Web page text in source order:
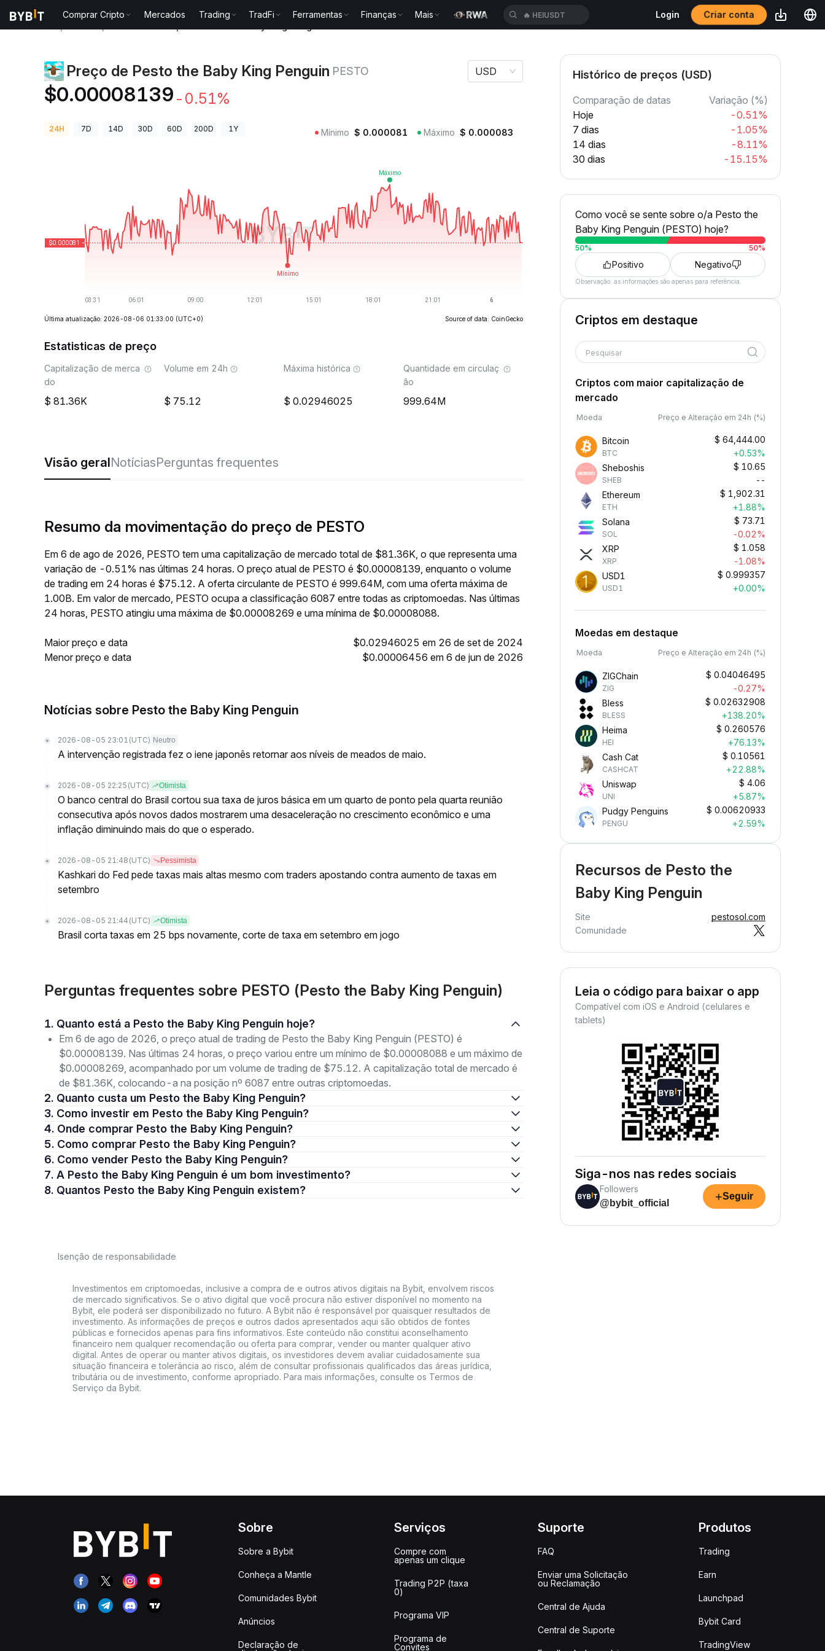
Comprar Cripto Mercados Trading TradFi Ferramentas Finanças Mais 🔥 HEIUSDT Login Criar conta
Preço de Pesto the Baby King Penguin PESTO
$0.00008139 -0.51%
USD
24H 7D 14D 30D 60D 200D 1Y Mínimo $ 0.000081 Máximo $ 0.000083
Última atualização: 2026-08-06 01:33:00 (UTC+0) Source of data: CoinGecko
Estatisticas de preço
Capitalização de merca
do
81.36K
Volume em 24h
75.12
Máxima histórica
0.02946025
Quantidade em circulaç
ão
999.64M
Visão geralNotíciasPerguntas frequentes
Resumo da movimentação do preço de PESTO
Em 6 de ago de 2026, PESTO tem uma capitalização de mercado total de $81.36K, o que representa uma
variação de -0.51% nas últimas 24 horas. O preço atual de PESTO é $0.00008139, enquanto o volume
de trading em 24 horas é $75.12. A oferta circulante de PESTO é 999.64M, com uma oferta máxima de
1.00B. Em valor de mercado, PESTO ocupa a classificação 6087 entre todas as criptomoedas. Nas últimas
24 horas, PESTO atingiu uma máxima de $0.00008269 e uma mínima de $0.00008088.
Maior preço e data
$0.02946025 em 26 de set de 2024
Menor preço e data
$0.00006456 em 6 de jun de 2026
Notícias sobre Pesto the Baby King Penguin
2026-08-05 23:01 (UTC) Neutro
A intervenção registrada fez o iene japonês retornar aos níveis de meados de maio.
2026-08-05 22:25 (UTC) Otimista
O banco central do Brasil cortou sua taxa de juros básica em um quarto de ponto pela quarta reunião
consecutiva após novos dados mostrarem uma desaceleração no crescimento econômico e uma
inflação diminuindo mais do que o esperado.
2026-08-05 21:48 (UTC) Pessimista
Kashkari do Fed pede taxas mais altas mesmo com traders apostando contra aumento de taxas em
setembro
2026-08-05 21:44 (UTC) Otimista
Brasil corta taxas em 25 bps novamente, corte de taxa em setembro em jogo
Perguntas frequentes sobre PESTO (Pesto the Baby King Penguin)
1. Quanto está a Pesto the Baby King Penguin hoje?
Em 6 de ago de 2026, o preço atual de trading de Pesto the Baby King Penguin (PESTO) é
$0.00008139. Nas últimas 24 horas, o preço variou entre um mínimo de $0.00008088 e um máximo de
$0.00008269, acompanhado por um volume de trading de $75.12. A capitalização total de mercado é
de $81.36K, colocando-a na posição nº 6087 entre outras criptomoedas.
2. Quanto custa um Pesto the Baby King Penguin?
3. Como investir em Pesto the Baby King Penguin?
4. Onde comprar Pesto the Baby King Penguin?
5. Como comprar Pesto the Baby King Penguin?
6. Como vender Pesto the Baby King Penguin?
7. A Pesto the Baby King Penguin é um bom investimento?
8. Quantos Pesto the Baby King Penguin existem?
Isenção de responsabilidade
Investimentos em criptomoedas, inclusive a compra de e outros ativos digitais na Bybit, envolvem riscos
de mercado significativos. Se o ativo digital que você procura não estiver disponível no momento na
Bybit, ele poderá ser disponibilizado no futuro. A Bybit não é responsável por quaisquer resultados de
investimento. As informações de preços e outros dados apresentados aqui são obtidos de fontes
públicas e fornecidos apenas para fins informativos. Este conteúdo não constitui aconselhamento
financeiro nem qualquer recomendação ou oferta para comprar, vender ou manter qualquer ativo
digital. Antes de operar ou manter ativos digitais, os investidores devem avaliar cuidadosamente sua
situação financeira e tolerância ao risco, além de consultar profissionais qualificados das áreas jurídica,
tributária ou de investimento, conforme apropriado. Para mais informações, consulte os Termos de
Serviço da Bybit.
Histórico de preços (USD)
Comparação de datas
Variação (%)
Hoje
-0.51%
7 dias
-1.05%
14 dias
-8.11%
30 dias
-15.15%
Como você se sente sobre o/a Pesto the
Baby King Penguin (PESTO) hoje?
50% 50%
Positivo Negativo
Observação: as informações são apenas para referência.
Criptos em destaque
Pesquisar
Criptos com maior capitalização de
mercado
Moeda Preço e Alteração em 24h (%)
Bitcoin
BTC
$ 64,444.00
+0.53%
Sheboshis
SHEB
$ 10.65
--
Ethereum
ETH
$ 1,902.31
+1.88%
Solana
SOL
$ 73.71
-0.02%
XRP
XRP
$ 1.058
-1.08%
USD1
USD1
$ 0.999357
+0.00%
Moedas em destaque
Moeda Preço e Alteração em 24h (%)
ZIGChain
ZIG
$ 0.04046495
-0.27%
Bless
BLESS
$ 0.02632908
+138.20%
Heima
HEI
$ 0.260576
+76.13%
Cash Cat
CASHCAT
$ 0.10561
+22.88%
Uniswap
UNI
$ 4.06
+5.87%
Pudgy Penguins
PENGU
$ 0.00620933
+2.59%
Recursos de Pesto the
Baby King Penguin
Site
pestosol.com
Comunidade
Leia o código para baixar o app
Compatível com iOS e Android (celulares e
tablets)
Siga-nos nas redes sociais
Followers
@bybit_official
+Seguir
Sobre
Sobre a Bybit
Conheça a Mantle
Comunidades Bybit
Anúncios
Declaração de
Serviços
Compre com
apenas um clique
Trading P2P (taxa
0)
Programa VIP
Programa de
Convites
Suporte
FAQ
Enviar uma Solicitação
ou Reclamação
Central de Ajuda
Central de Suporte
Produtos
Trading
Earn
Launchpad
Bybit Card
TradingView